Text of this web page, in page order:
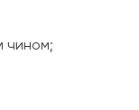
чином;